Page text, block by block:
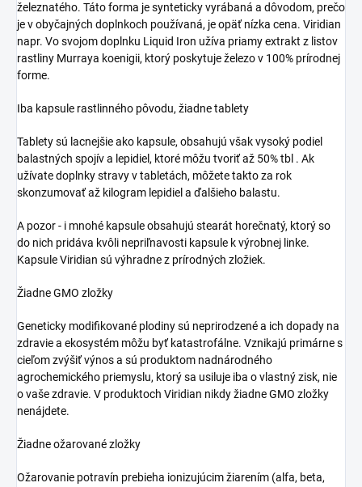
železnatého. Táto forma je synteticky vyrábaná a dôvodom, prečo
je v obyčajných doplnkoch používaná, je opäť nízka cena. Viridian
napr. Vo svojom doplnku Liquid Iron užíva priamy extrakt z listov
rastliny Murraya koenigii, ktorý poskytuje železo v 100% prírodnej
forme.
Iba kapsule rastlinného pôvodu, žiadne tablety
Tablety sú lacnejšie ako kapsule, obsahujú však vysoký podiel
balastných spojív a lepidiel, ktoré môžu tvoriť až 50% tbl . Ak
užívate doplnky stravy v tabletách, môžete takto za rok
skonzumovať až kilogram lepidiel a ďalšieho balastu.
A pozor - i mnohé kapsule obsahujú stearát horečnatý, ktorý so
do nich pridáva kvôli nepriľnavosti kapsule k výrobnej linke.
Kapsule Viridian sú výhradne z prírodných zložiek.
Žiadne GMO zložky
Geneticky modifikované plodiny sú neprirodzené a ich dopady na
zdravie a ekosystém môžu byť katastrofálne. Vznikajú primárne s
cieľom zvýšiť výnos a sú produktom nadnárodného
agrochemického priemyslu, ktorý sa usiluje iba o vlastný zisk, nie
o vaše zdravie. V produktoch Viridian nikdy žiadne GMO zložky
nenájdete.
Žiadne ožarované zložky
Ožarovanie potravín prebieha ionizujúcim žiarením (alfa, beta,